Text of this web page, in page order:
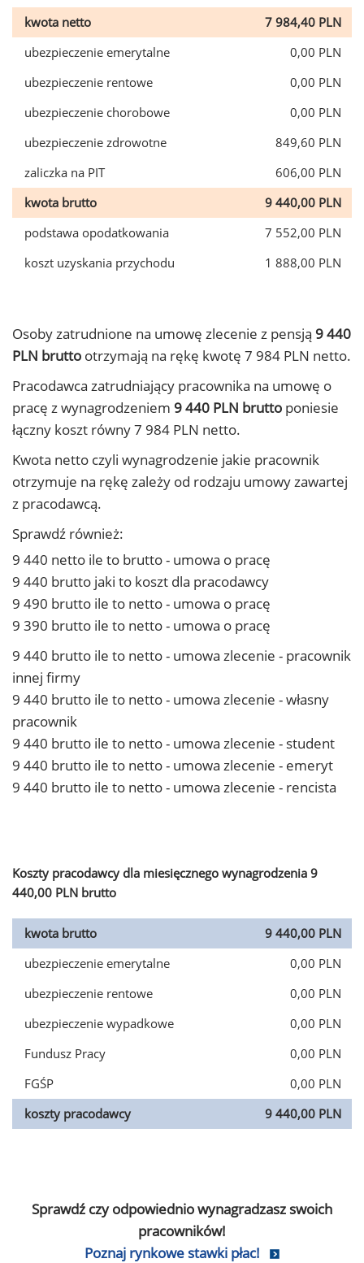
kwota netto
7 984,40 PLN
ubezpieczenie emerytalne
0,00 PLN
ubezpieczenie rentowe
0,00 PLN
ubezpieczenie chorobowe
0,00 PLN
ubezpieczenie zdrowotne
849,60 PLN
zaliczka na PIT
606,00 PLN
kwota brutto
9 440,00 PLN
podstawa opodatkowania
7 552,00 PLN
koszt uzyskania przychodu
1 888,00 PLN
Osoby zatrudnione na umowę zlecenie z pensją 9 440
PLN brutto otrzymają na rękę kwotę 7 984 PLN netto.
Pracodawca zatrudniający pracownika na umowę o
pracę z wynagrodzeniem 9 440 PLN brutto poniesie
łączny koszt równy 7 984 PLN netto.
Kwota netto czyli wynagrodzenie jakie pracownik
otrzymuje na rękę zależy od rodzaju umowy zawartej
z pracodawcą.
Sprawdź również:
9 440 netto ile to brutto - umowa o pracę
9 440 brutto jaki to koszt dla pracodawcy
9 490 brutto ile to netto - umowa o pracę
9 390 brutto ile to netto - umowa o pracę
9 440 brutto ile to netto - umowa zlecenie - pracownik
innej firmy
9 440 brutto ile to netto - umowa zlecenie - własny
pracownik
9 440 brutto ile to netto - umowa zlecenie - student
9 440 brutto ile to netto - umowa zlecenie - emeryt
9 440 brutto ile to netto - umowa zlecenie - rencista
Koszty pracodawcy dla miesięcznego wynagrodzenia 9
440,00 PLN brutto
kwota brutto
9 440,00 PLN
ubezpieczenie emerytalne
0,00 PLN
ubezpieczenie rentowe
0,00 PLN
ubezpieczenie wypadkowe
0,00 PLN
Fundusz Pracy
0,00 PLN
FGŚP
0,00 PLN
koszty pracodawcy
9 440,00 PLN
Sprawdź czy odpowiednio wynagradzasz swoich
pracowników!
Poznaj rynkowe stawki płac!